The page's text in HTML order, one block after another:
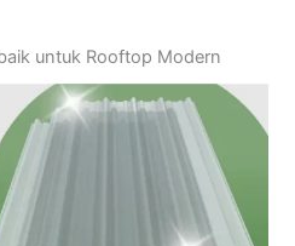
untuk Rooftop Modern